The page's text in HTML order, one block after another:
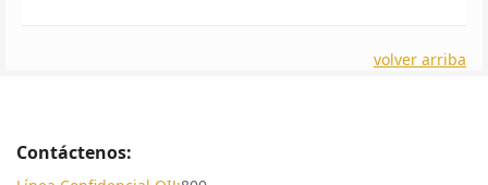
volver arriba
Contáctenos: